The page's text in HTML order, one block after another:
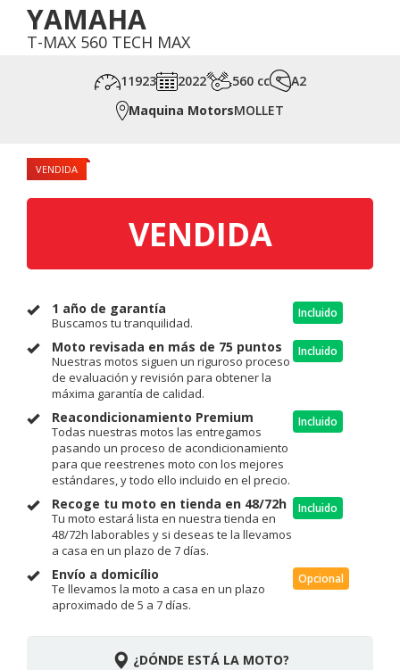
YAMAHA
T-MAX 560 TECH MAX
11923 2022 560 cc
A2
Maquina MotorsMOLLET
VENDIDA
VENDIDA
1 año de garantía
Buscamos tu tranquilidad.
Incluido
Moto revisada en más de 75 puntos
Nuestras motos siguen un riguroso proceso
de evaluación y revisión para obtener la
máxima garantía de calidad.
Incluido
Reacondicionamiento Premium
Todas nuestras motos las entregamos
pasando un proceso de acondicionamiento
para que reestrenes moto con los mejores
estándares, y todo ello incluido en el precio.
Incluido
Recoge tu moto en tienda en 48/72h
Tu moto estará lista en nuestra tienda en
48/72h laborables y si deseas te la llevamos
a casa en un plazo de 7 días.
Incluido
Envío a domicílio
Te llevamos la moto a casa en un plazo
aproximado de 5 a 7 días.
Opcional
¿DÓNDE ESTÁ LA MOTO?